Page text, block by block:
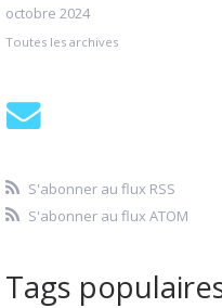
octobre 2024
Toutes les archives
S'abonner au flux RSS
S'abonner au flux ATOM
Tags